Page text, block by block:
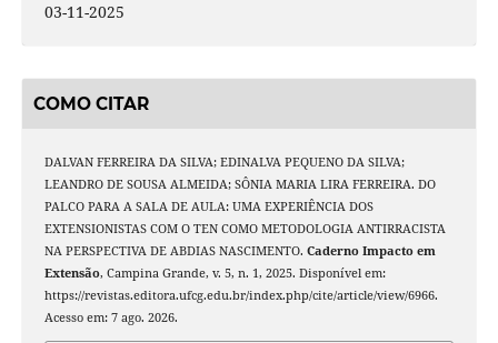
03-11-2025
COMO CITAR
DALVAN FERREIRA DA SILVA; EDINALVA PEQUENO DA SILVA;
LEANDRO DE SOUSA ALMEIDA; SÔNIA MARIA LIRA FERREIRA. DO
PALCO PARA A SALA DE AULA: UMA EXPERIÊNCIA DOS
EXTENSIONISTAS COM O TEN COMO METODOLOGIA ANTIRRACISTA
NA PERSPECTIVA DE ABDIAS NASCIMENTO. Caderno Impacto em
Extensão, Campina Grande, v. 5, n. 1, 2025. Disponível em:
https://revistas.editora.ufcg.edu.br/index.php/cite/article/view/6966.
Acesso em: 7 ago. 2026.